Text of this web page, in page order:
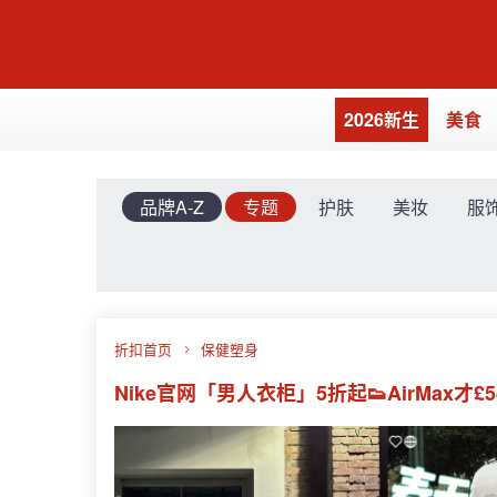
2026新生 美食
品牌A-Z 专题 护肤 美妆 服
折扣首页 保健塑身
Nike官网「男人衣柜」5折起👟AirMax才